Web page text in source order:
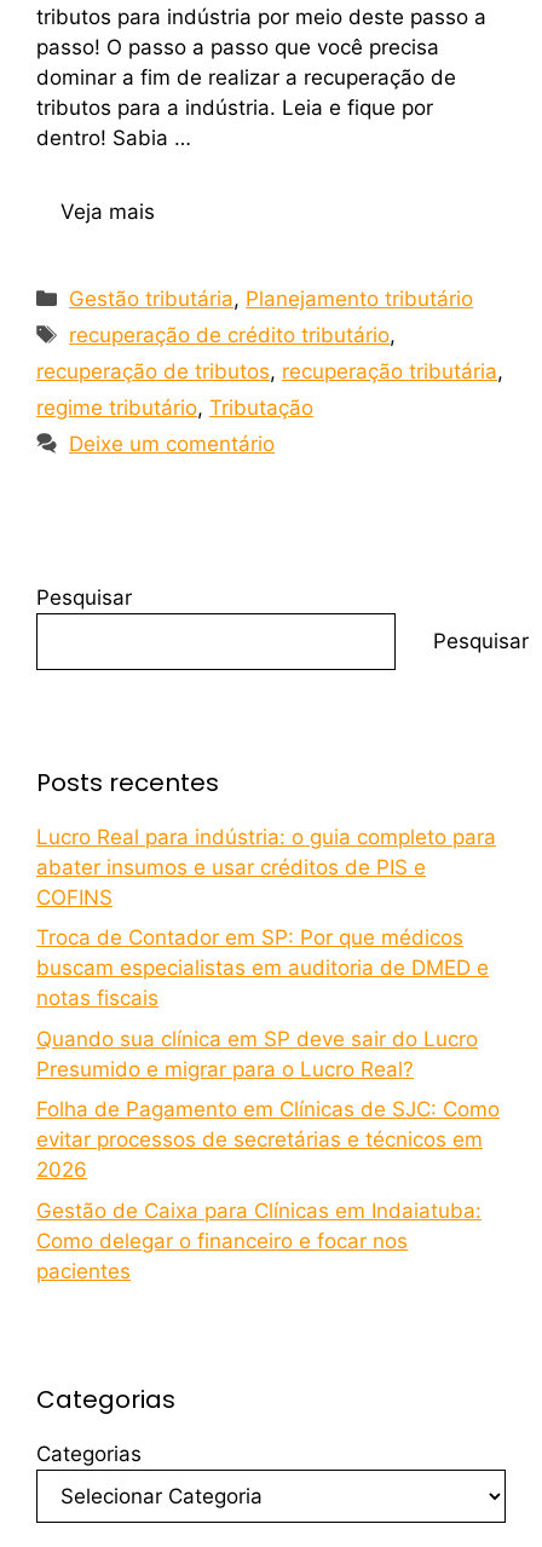
tributos para indústria por meio deste passo a
passo! O passo a passo que você precisa
dominar a fim de realizar a recuperação de
tributos para a indústria. Leia e fique por
dentro! Sabia …
Veja mais
Gestão tributária, Planejamento tributário
recuperação de crédito tributário,
recuperação de tributos, recuperação tributária,
regime tributário, Tributação
Deixe um comentário
Pesquisar
Pesquisar
Posts recentes
Lucro Real para indústria: o guia completo para
abater insumos e usar créditos de PIS e
COFINS
Troca de Contador em SP: Por que médicos
buscam especialistas em auditoria de DMED e
notas fiscais
Quando sua clínica em SP deve sair do Lucro
Presumido e migrar para o Lucro Real?
Folha de Pagamento em Clínicas de SJC: Como
evitar processos de secretárias e técnicos em
2026
Gestão de Caixa para Clínicas em Indaiatuba:
Como delegar o financeiro e focar nos
pacientes
Categorias
Categorias